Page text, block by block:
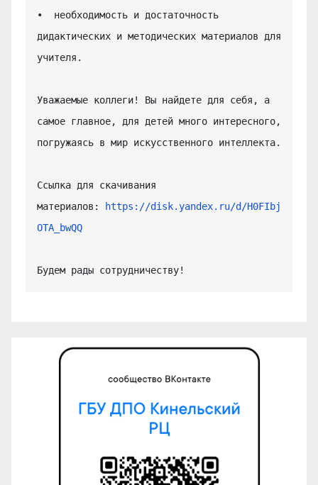
•  необходимость и достаточность
дидактических и методических материалов для
учителя.
Уважаемые коллеги! Вы найдете для себя, а
самое главное, для детей много интересного,
погружаясь в мир искусственного интеллекта.
Ссылка для скачивания
материалов:
https://disk.yandex.ru/d/H0FIbj
OTA_bwQQ
Будем рады сотрудничеству!